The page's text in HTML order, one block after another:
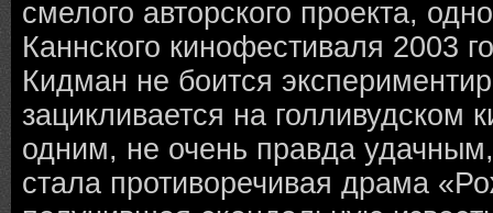
смелого авторского проекта,
Каннского кинофестиваля 2003
Кидман не боится
зацикливается на голливудском
одним, не очень правда
стала противоречивая драма